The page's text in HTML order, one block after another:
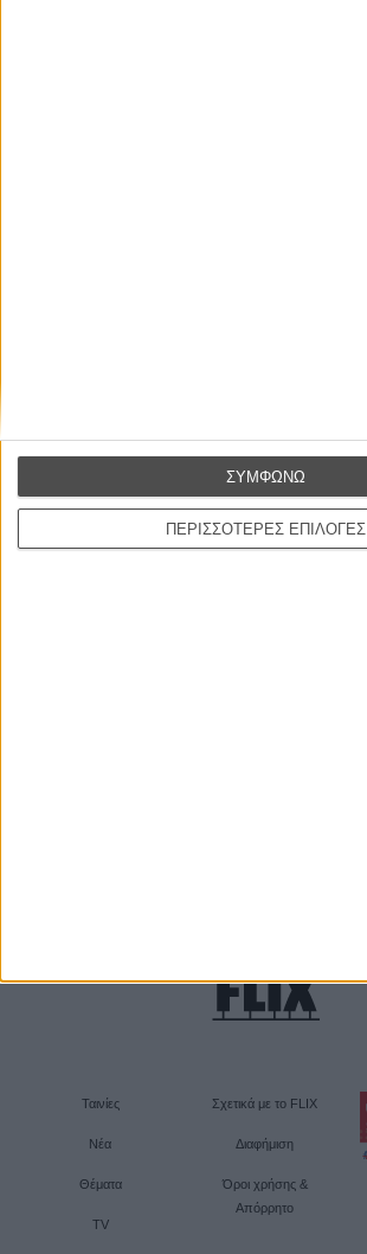
ΠΕΡΙΣΣΟΤΕΡΕΣ ΕΠΙΛΟΓΕΣ
ΣΥΜΦΩΝΩ
CONNECT
Εγγράψου στο εβδομαδιαίο newsletter μας.
Ταινίες
Νέα
Θέματα
TV
Σχετικά με το FLIX
Διαφήμιση
Όροι χρήσης &
Απόρρητο